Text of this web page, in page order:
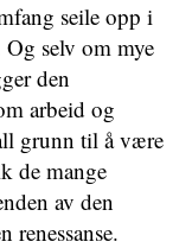
seile opp i
Og selv om mye
den
arbeid og
grunn til å være
de mange
av den
renessanse.